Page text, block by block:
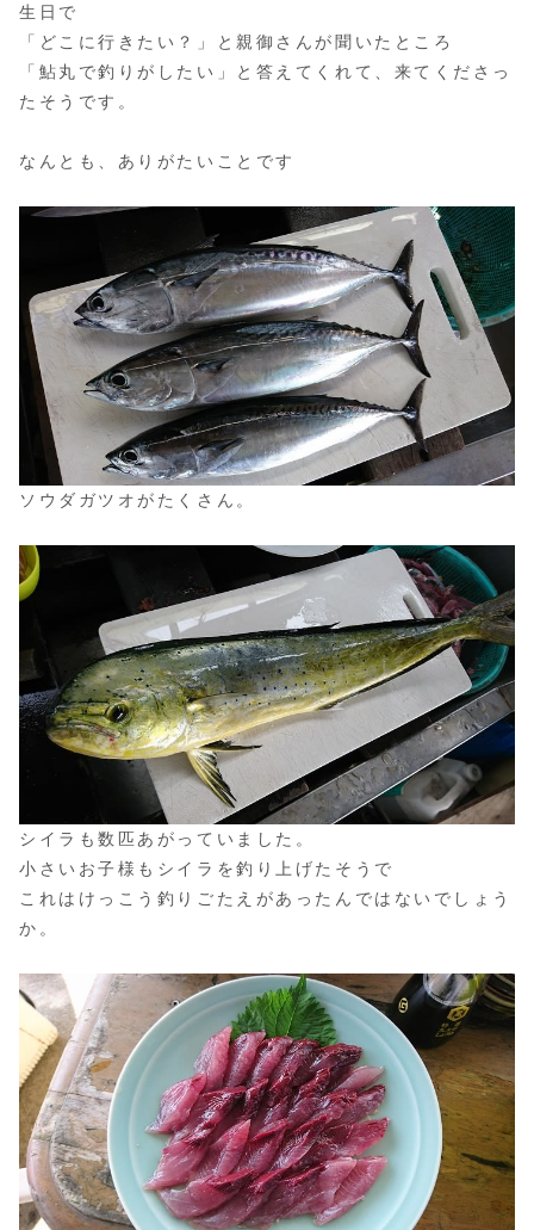
生日で
「どこに行きたい？」と親御さんが聞いたところ
「鮎丸で釣りがしたい」と答えてくれて、来てくださっ
たそうです。
なんとも、ありがたいことです
ソウダガツオがたくさん。
シイラも数匹あがっていました。
小さいお子様もシイラを釣り上げたそうで
これはけっこう釣りごたえがあったんではないでしょう
か。